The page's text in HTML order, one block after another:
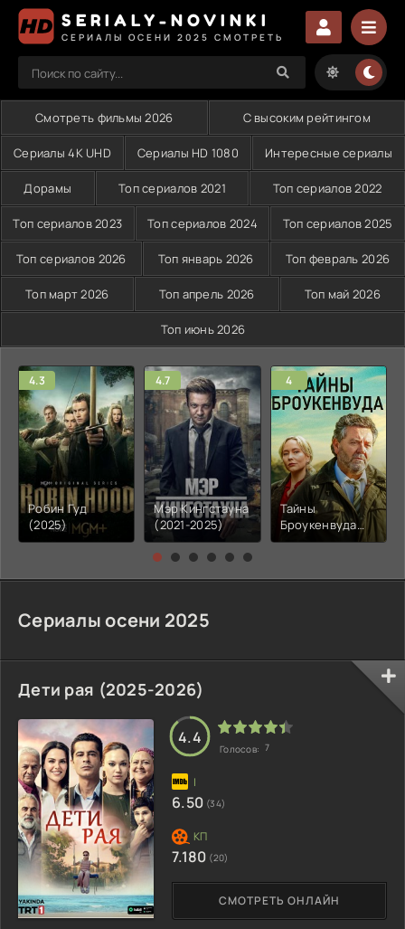
SERIALY-NOVINKI
СЕРИАЛЫ ОСЕНИ 2025 СМОТРЕТЬ
Смотреть фильмы 2026 С высоким рейтингом
Сериалы 4K UHD Сериалы HD 1080 Интересные сериалы
Дорамы Топ сериалов 2021 Топ сериалов 2022
Топ сериалов 2023 Топ сериалов 2024 Топ сериалов 2025
Топ сериалов 2026 Топ январь 2026 Топ февраль 2026
Топ март 2026 Топ апрель 2026 Топ май 2026
Топ июнь 2026
4.3
Робин Гуд
(2025)
4.7
Мэр Кингстауна
(2021-2025)
4
Тайны
Броукенвуда
(2014-2026)
Сериалы осени 2025
Дети рая (2025-2026)
СМОТРЕТЬ ОНЛАЙН
4.4
Голосов: 7
6.50 (34)
7.180 (20)